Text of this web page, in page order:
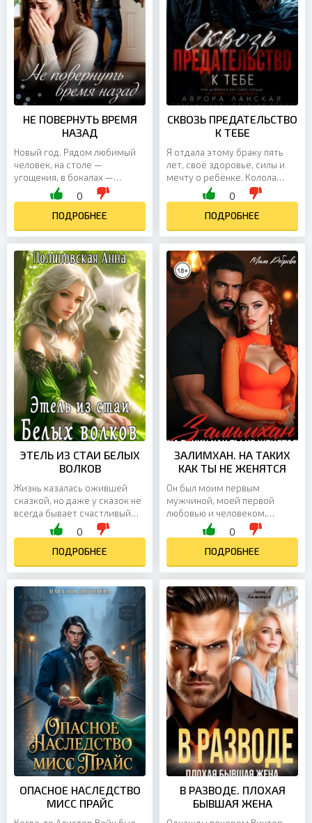
НЕ ПОВЕРНУТЬ ВРЕМЯ
НАЗАД
Новый год. Рядом любимый
человек, на столе —
угощения, в бокалах —
шампанское, за окном вот-
вот пробьют куранты, а в
воздухе витает ожидание
чуда. Разве я просила о
многом? Разве мечтала о
невозможном? Я хотела
совсем немного — тепла,
любви и ощущения, что
праздник мы встречаем
вместе. Но вместо этого
оказалась одна в самую
волшебную ночь года,...
0
ПОДРОБНЕЕ
СКВОЗЬ ПРЕДАТЕЛЬСТВО
К ТЕБЕ
Я отдала этому браку пять
лет, своё здоровье, силы и
мечту о ребёнке. Колола
гормоны, работала до
изнеможения, верила, что
мы вместе строим будущее.
А потом муж спокойно
заявил, что мы разводимся,
потому что его любовница
Алина беременна. И если
этого мало, он ещё и назвал
меня бракованной —
пустоцветом, который не
смог подарить ему
наследника. Но...
0
ПОДРОБНЕЕ
ЭТЕЛЬ ИЗ СТАИ БЕЛЫХ
ВОЛКОВ
Жизнь казалась ожившей
сказкой, но даже у сказок не
всегда бывает счастливый
финал. Иногда то, что
кажется концом, на самом
деле становится началом —
новой жизни, новой встречи
и новых чувств....
0
ПОДРОБНЕЕ
ЗАЛИМХАН. НА ТАКИХ
КАК ТЫ НЕ ЖЕНЯТСЯ
Он был моим первым
мужчиной, моей первой
любовью и человеком,
которому я доверила себя
без остатка. Я верила, что
между нами есть что-то
настоящее, способное
выдержать всё. Но одна
спокойная фраза разрушила
иллюзии в один миг: на таких,
как я, не женятся. Он не
собирается отказываться от
меня — только вот женой
мне стать не позволит. Его
выбор...
0
ПОДРОБНЕЕ
ОПАСНОЕ НАСЛЕДСТВО
МИСС ПРАЙС
В РАЗВОДЕ. ПЛОХАЯ
БЫВШАЯ ЖЕНА